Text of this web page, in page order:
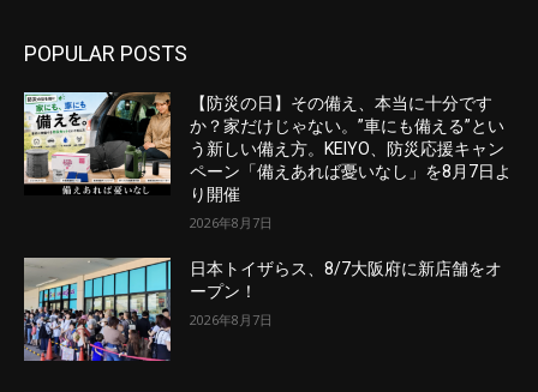
POPULAR POSTS
【防災の日】その備え、本当に十分です
か？家だけじゃない。”車にも備える”とい
う新しい備え方。KEIYO、防災応援キャン
ペーン「備えあれば憂いなし」を8月7日よ
り開催
2026年8月7日
日本トイザらス、8/7大阪府に新店舗をオ
ープン！
2026年8月7日